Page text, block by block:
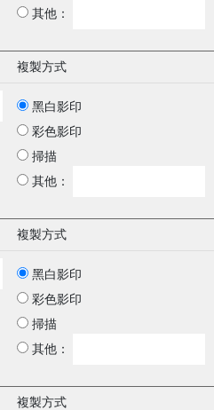
其他：
複製方式
黑白影印
彩色影印
掃描
其他：
複製方式
黑白影印
彩色影印
掃描
其他：
複製方式